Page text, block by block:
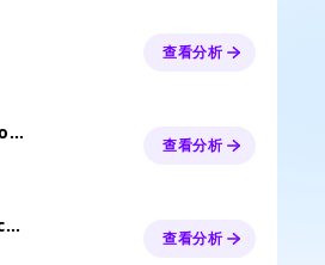
查看分析
Corning Incorporated
查看分析
Keysight Technologies, Inc.
查看分析